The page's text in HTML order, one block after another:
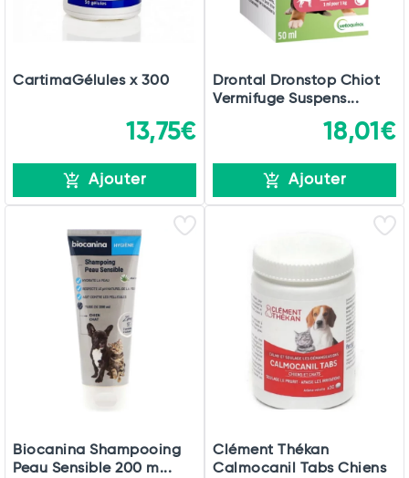
CartimaGélules x 300
13,75€
Ajouter
Drontal Dronstop Chiot
Vermifuge Suspens...
18,01€
Ajouter
Biocanina Shampooing
Peau Sensible 200 m...
Clément Thékan
Calmocanil Tabs Chiens